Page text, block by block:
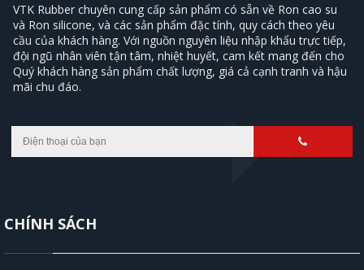
VTK Rubber chuyên cung cấp sản phẩm có sẵn về Ron cao su
và Ron silicone, và các sản phẩm đặc tính, quy cách theo yêu
cầu của khách hàng. Với nguồn nguyên liệu nhập khẩu trực tiếp,
đội ngũ nhân viên tận tâm, nhiệt huyết, cam kết mang đến cho
Quý khách hàng sản phẩm chất lượng, giá cả cạnh tranh và hậu
mãi chu đáo.
CHÍNH SÁCH